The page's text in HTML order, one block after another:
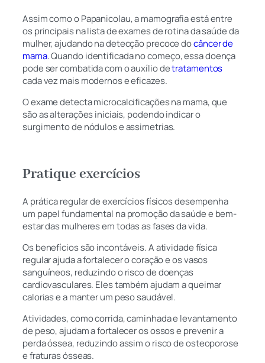
Assim como o Papanicolau, a mamografia está entre
os principais na lista de exames de rotina da saúde da
mulher, ajudando na detecção precoce docâncer de
mama. Quando identificada no começo, essa doença
pode ser combatida com o auxílio detratamentos
cada vez mais modernos e eficazes.
O exame detecta microcalcificações na mama, que
são as alterações iniciais, podendo indicar o
surgimento de nódulos e assimetrias.
Pratique exercícios
A prática regular de exercícios físicos desempenha
um papel fundamental na promoção da saúde e bem-
estar das mulheres em todas as fases da vida.
Os benefícios são incontáveis. A atividade física
regular ajuda a fortalecer o coração e os vasos
sanguíneos, reduzindo o risco de doenças
cardiovasculares. Eles também ajudam a queimar
calorias e a manter um peso saudável.
Atividades, como corrida, caminhada e levantamento
de peso, ajudam a fortalecer os ossos e prevenir a
perda óssea, reduzindo assim o risco de osteoporose
e fraturas ósseas.